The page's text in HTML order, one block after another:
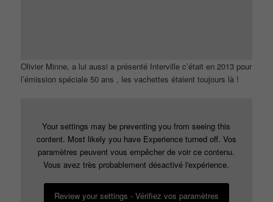
Olivier Minne, a lui aussi a présenté Interville c’était en 2013 pour
l’émission spéciale 50 ans , les vachettes étaient toujours là !
Your settings may be preventing you from seeing this
content. Most likely you have Experience turned off. Vos
paramètres peuvent vous empêcher de voir ce contenu.
Vous avez très probablement désactivé l'expérience.
Review your settings - Vérifiez vos paramètres